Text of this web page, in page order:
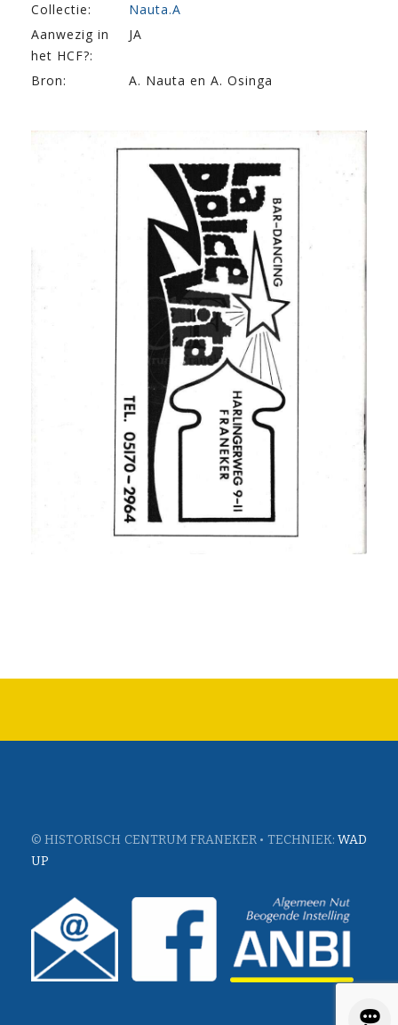
Collectie:
Nauta.A
Aanwezig in
het HCF?:
JA
Bron: A. Nauta en A. Osinga
© HISTORISCH CENTRUM FRANEKER • TECHNIEK: WAD
UP